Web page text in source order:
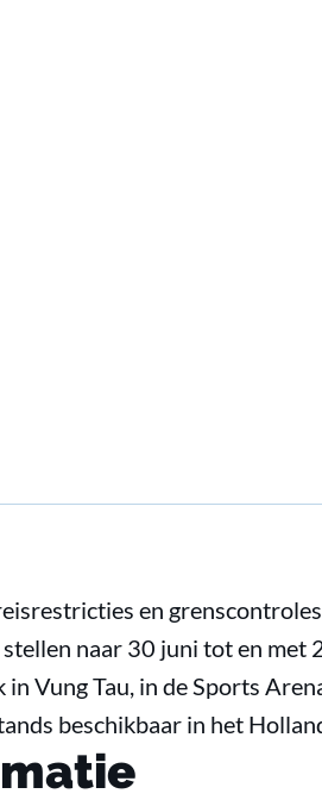
en
naar 30 juni tot en
Vung Tau, in de Sports
beschikbaar in het